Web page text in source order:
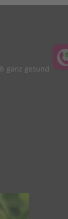
ganz gesund